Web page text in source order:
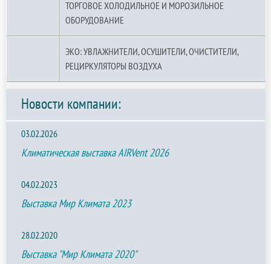
ТОРГОВОЕ ХОЛОДИЛЬНОЕ И МОРОЗИЛЬНОЕ
ОБОРУДОВАНИЕ
ЭКО: УВЛАЖНИТЕЛИ, ОСУШИТЕЛИ, ОЧИСТИТЕЛИ,
РЕЦИРКУЛЯТОРЫ ВОЗДУХА
Новости компании:
03.02.2026
Климатическая выставка AIRVent 2026
04.02.2023
Выставка Мир Климата 2023
28.02.2020
Выставка "Мир Климата 2020"